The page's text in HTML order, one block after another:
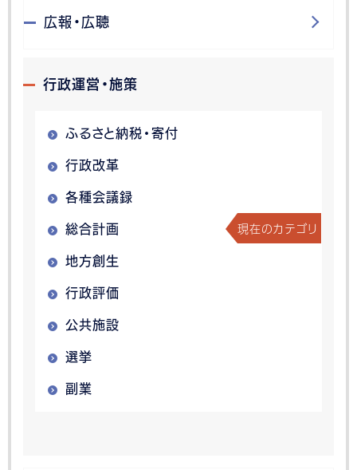
広報・広聴
行政運営・施策
ふるさと納税・寄付
行政改革
各種会議録
総合計画 現在のカテゴリ
地方創生
行政評価
公共施設
選挙
副業